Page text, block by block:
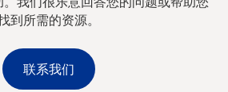
到所需的资源。
联系我们